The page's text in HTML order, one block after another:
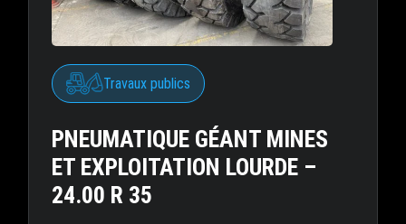
Travaux publics
PNEUMATIQUE GÉANT MINES
ET EXPLOITATION LOURDE –
24.00 R 35